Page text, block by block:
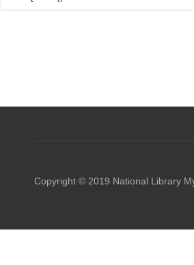
Copyright © 2019 National Library